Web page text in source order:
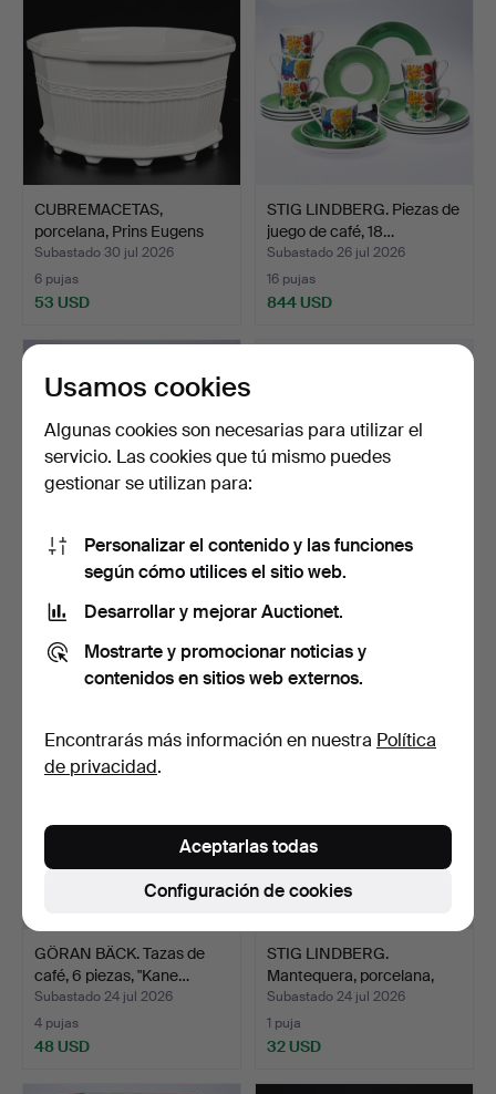
CUBREMACETAS,
porcelana, Prins Eugens
Wald…
Subastado 30 jul 2026
6 pujas
53 USD
STIG LINDBERG. Piezas de
juego de café, 18…
Subastado 26 jul 2026
16 pujas
844 USD
MARI SIMMULSON. Niño
sobre tortuga, figura…
Subastado 25 jul 2026
21 pujas
118 USD
LISA LARSON. Cerámica, 2
piezas "granada" …
1 puja
43 USD
GÖRAN BÄCK. Tazas de
café, 6 piezas, "Kane…
Subastado 24 jul 2026
4 pujas
48 USD
STIG LINDBERG.
Mantequera, porcelana,
"hus…
Subastado 24 jul 2026
1 puja
32 USD
Usamos cookies
Algunas cookies son necesarias para utilizar el
servicio. Las cookies que tú mismo puedes
gestionar se utilizan para:
Personalizar el contenido y las funciones
según cómo utilices el sitio web.
Desarrollar y mejorar Auctionet.
Mostrarte y promocionar noticias y
contenidos en sitios web externos.
Encontrarás más información en nuestra Política
de privacidad.
Configuración de cookies
Aceptarlas todas